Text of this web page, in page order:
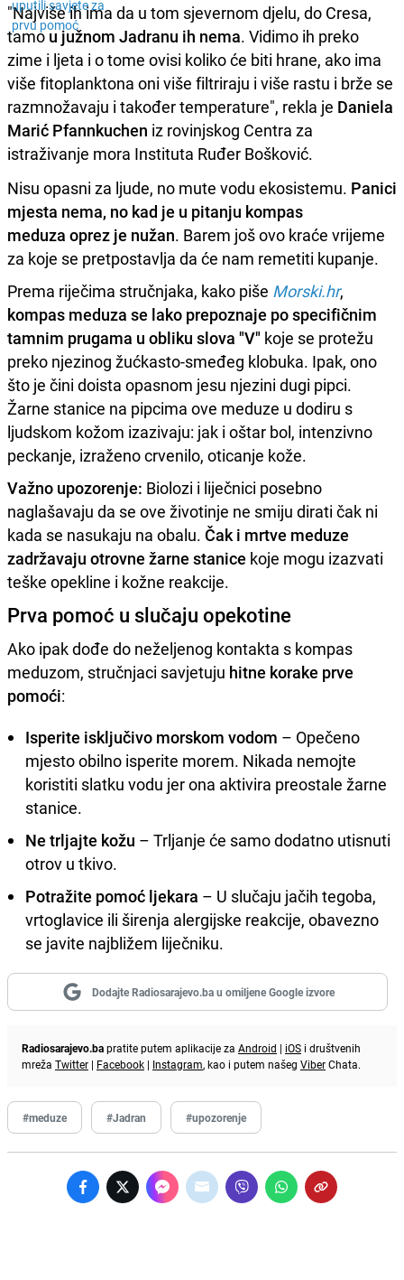
"Najviše ih ima da u tom sjevernom djelu, do Cresa,
tamou južnom Jadranu ih nema. Vidimo ih preko
zime i ljeta i o tome ovisi koliko će biti hrane, ako ima
više fitoplanktona oni više filtriraju i više rastu i brže se
razmnožavaju i također temperature", rekla je Daniela
Marić Pfannkuchen iz rovinjskog Centra za
istraživanje mora Instituta Ruđer Bošković.
Nisu opasni za ljude, no mute vodu ekosistemu. Panici
mjesta nema, no kad je u pitanju kompas
meduza oprez je nužan. Barem još ovo kraće vrijeme
za koje se pretpostavlja da će nam remetiti kupanje.
Prema riječima stručnjaka, kako piše Morski.hr,
kompas meduza se lako prepoznaje po specifičnim
tamnim prugama u obliku slova "V" koje se protežu
preko njezinog žućkasto-smeđeg klobuka. Ipak, ono
što je čini doista opasnom jesu njezini dugi pipci.
Žarne stanice na pipcima ove meduze u dodiru s
ljudskom kožom izazivaju: jak i oštar bol, intenzivno
peckanje, izraženo crvenilo, oticanje kože.
Važno upozorenje: Biolozi i liječnici posebno
naglašavaju da se ove životinje ne smiju dirati čak ni
kada se nasukaju na obalu. Čak i mrtve meduze
zadržavaju otrovne žarne stanice koje mogu izazvati
teške opekline i kožne reakcije.
Prva pomoć u slučaju opekotine
Ako ipak dođe do neželjenog kontakta s kompas
meduzom, stručnjaci savjetuju hitne korake prve
pomoći:
Isperite isključivo morskom vodom – Opečeno
mjesto obilno isperite morem. Nikada nemojte
koristiti slatku vodu jer ona aktivira preostale žarne
stanice.
Ne trljajte kožu – Trljanje će samo dodatno utisnuti
otrov u tkivo.
Potražite pomoć ljekara – U slučaju jačih tegoba,
vrtoglavice ili širenja alergijske reakcije, obavezno
se javite najbližem liječniku.
Dodajte Radiosarajevo.ba u omiljene Google izvore
Radiosarajevo.bapratite putem aplikacije za Android | iOS i društvenih
mreža Twitter | Facebook | Instagram, kao i putem našeg ViberChata.
#meduze #Jadran #upozorenje